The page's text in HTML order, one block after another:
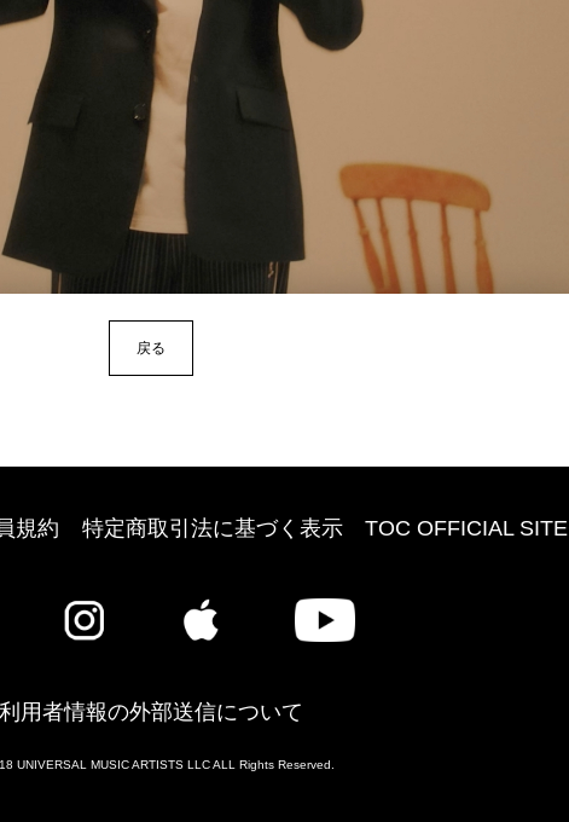
戻る
規約 特定商取引法に基づく表示 TOC OFFICIAL SITE
利用者情報の外部送信について
UNIVERSAL MUSIC ARTISTS LLC ALL Rights Reserved.